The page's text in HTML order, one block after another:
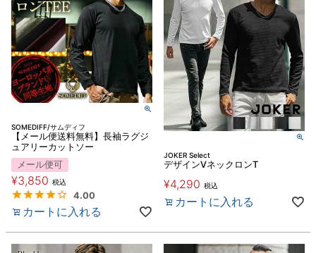
SOMEDIFF/サムディフ
【メール便送料無料】長袖ラグジ
ュアリーカットソー
メール便可
¥3,850 税込
4.00
カートに入れる
JOKER Select
デザインVネックロンT
¥4,290 税込
カートに入れる